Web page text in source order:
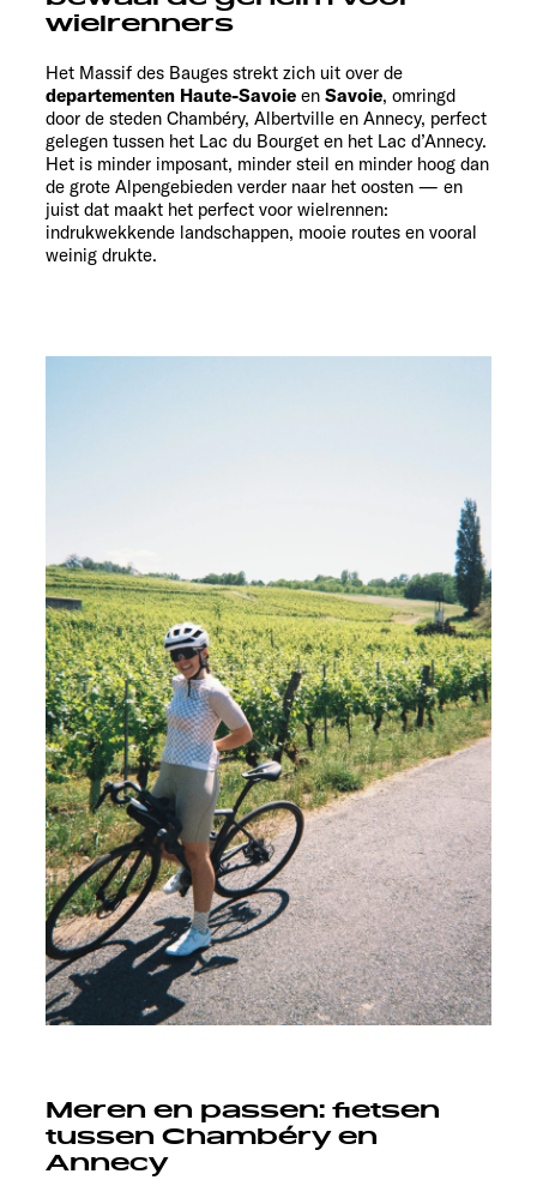
wielrenners
Het Massif des Bauges strekt zich uit over de
departementen Haute-Savoie en Savoie, omringd
door de steden Chambéry, Albertville en Annecy, perfect
gelegen tussen het Lac du Bourget en het Lac d’Annecy.
Het is minder imposant, minder steil en minder hoog dan
de grote Alpengebieden verder naar het oosten — en
juist dat maakt het perfect voor wielrennen:
indrukwekkende landschappen, mooie routes en vooral
weinig drukte.
Meren en passen: fietsen
tussen Chambéry en
Annecy